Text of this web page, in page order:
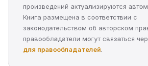
произведений актуализируются
Книга размещена в соответствии с
законодательством об авторском
правообладатели могут связаться
для правообладателей.